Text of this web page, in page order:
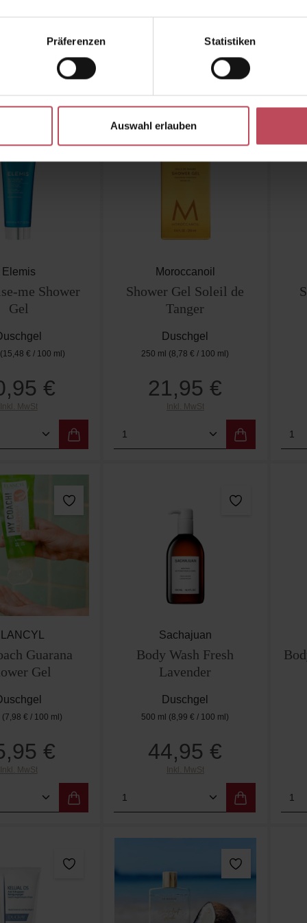
Präferenzen Statistiken
Auswahl erlauben
Verkaufspreis:
€ Regulärer Preis:
Anzahl: Gib den gewünschten Wert ein
10,95 €
Produkt Anzahl: Gib den
Elemis
me Shower
Gel
(15,48 € / 100 ml)
Regulärer Preis:
€
Inkl. MwSt
Anzahl: Gib den gewünschten Wert ein
Moroccanoil
Shower Gel Soleil de
Tanger
Duschgel
250 ml (8,78 € / 100 ml)
Regulärer Preis:
21,95 €
Inkl. MwSt
Produkt Anzahl: Gib den
Guarana
Gel
(7,98 € / 100 ml)
Regulärer Preis:
€
Inkl. MwSt
Anzahl: Gib den gewünschten Wert ein
Sachajuan
Body Wash Fresh
Lavender
Duschgel
500 ml (8,99 € / 100 ml)
Regulärer Preis:
44,95 €
Inkl. MwSt
Produkt Anzahl: Gib den